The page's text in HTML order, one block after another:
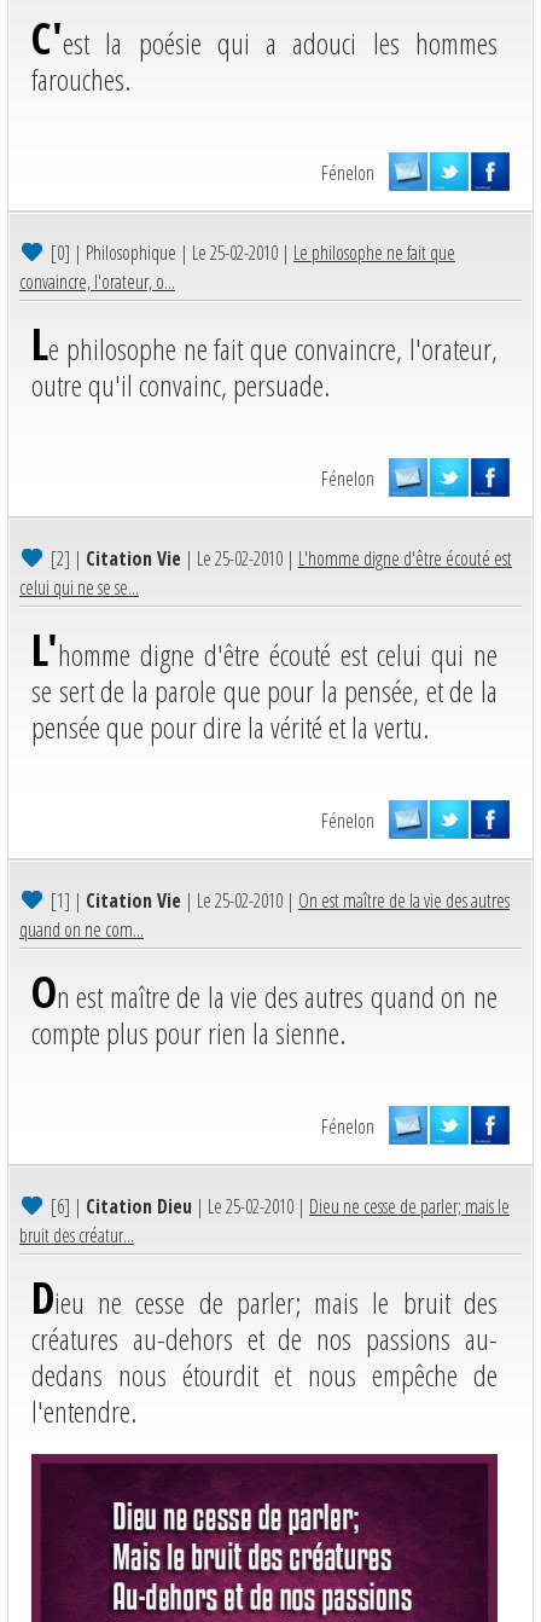
C'est la poésie qui a adouci les hommes
farouches.
Fénelon
[0] | Philosophique | Le 25-02-2010 | Le philosophe ne fait que
convaincre, l'orateur, o...
Le philosophe ne fait que convaincre, l'orateur,
outre qu'il convainc, persuade.
Fénelon
[2] | Citation Vie | Le 25-02-2010 | L'homme digne d'être écouté est
celui qui ne se se...
L'homme digne d'être écouté est celui qui ne
se sert de la parole que pour la pensée, et de la
pensée que pour dire la vérité et la vertu.
Fénelon
[1] | Citation Vie | Le 25-02-2010 | On est maître de la vie des autres
quand on ne com...
On est maître de la vie des autres quand on ne
compte plus pour rien la sienne.
Fénelon
[6] | Citation Dieu | Le 25-02-2010 | Dieu ne cesse de parler; mais le
bruit des créatur...
Dieu ne cesse de parler; mais le bruit des
créatures au-dehors et de nos passions au-
dedans nous étourdit et nous empêche de
l'entendre.